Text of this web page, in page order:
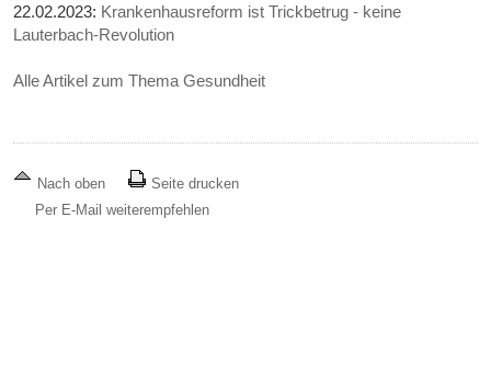
22.02.2023: Krankenhausreform ist Trickbetrug - keine
Lauterbach-Revolution
Alle Artikel zum Thema Gesundheit
Nach oben
Seite drucken
Per E-Mail weiterempfehlen